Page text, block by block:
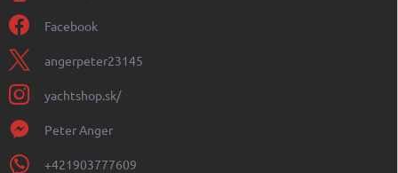
Facebook
angerpeter23145
yachtshop.sk/
Peter Anger
+421903777609